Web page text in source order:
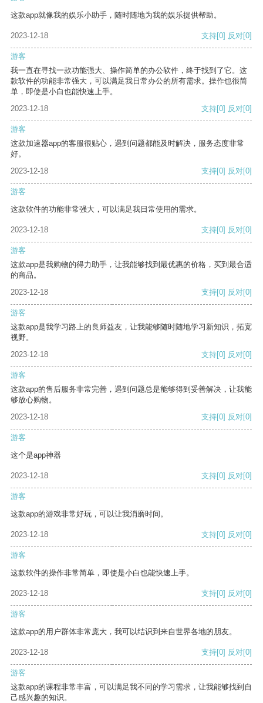
这款app就像我的娱乐小助手，随时随地为我的娱乐提供帮助。
2023-12-18 支持[0] 反对[0]
游客
我一直在寻找一款功能强大、操作简单的办公软件，终于找到了它。这
款软件的功能非常强大，可以满足我日常办公的所有需求。操作也很简
单，即使是小白也能快速上手。
2023-12-18
支持[0] 反对[0]
游客
这款加速器app的客服很贴心，遇到问题都能及时解决，服务态度非常
好。
2023-12-18
支持[0] 反对[0]
游客
这款软件的功能非常强大，可以满足我日常使用的需求。
2023-12-18 支持[0] 反对[0]
游客
这款app是我购物的得力助手，让我能够找到最优惠的价格，买到最合适
的商品。
2023-12-18
支持[0] 反对[0]
游客
这款app是我学习路上的良师益友，让我能够随时随地学习新知识，拓宽
视野。
2023-12-18
支持[0] 反对[0]
游客
这款app的售后服务非常完善，遇到问题总是能够得到妥善解决，让我能
够放心购物。
2023-12-18
支持[0] 反对[0]
游客
这个是app神器
2023-12-18 支持[0] 反对[0]
游客
这款app的游戏非常好玩，可以让我消磨时间。
2023-12-18 支持[0] 反对[0]
游客
这款软件的操作非常简单，即使是小白也能快速上手。
2023-12-18 支持[0] 反对[0]
游客
这款app的用户群体非常庞大，我可以结识到来自世界各地的朋友。
2023-12-18 支持[0] 反对[0]
游客
这款app的课程非常丰富，可以满足我不同的学习需求，让我能够找到自
己感兴趣的知识。